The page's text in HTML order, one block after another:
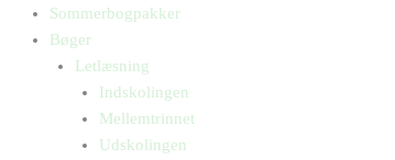
Sommerbogpakker
Bøger
Letlæsning
Indskolingen
Mellemtrinnet
Udskolingen